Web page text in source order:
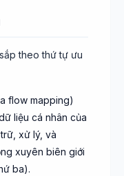
theo thứ tự ưu
flow mapping)
liệu cá nhân của
xử lý, và
xuyên biên giới
ba).